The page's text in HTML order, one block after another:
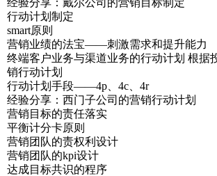
经验分享：戴尔公司的营销目标制定
行动计划制定
smart原则
营销业绩的法宝——刺激需求和提升能力
终端客户业务与渠道业务的行动计划 根据
销行动计划
行动计划手段——4p、4c、4r
经验分享：西门子公司的营销行动计划
营销目标的责任落实
平衡计分卡原则
营销团队的责权利设计
营销团队的kpi设计
达成目标共识的程序